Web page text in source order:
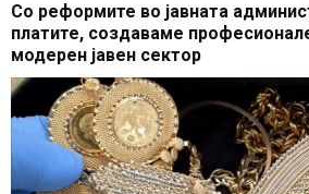
Со реформите во јавната
платите, создаваме
модерен јавен сектор